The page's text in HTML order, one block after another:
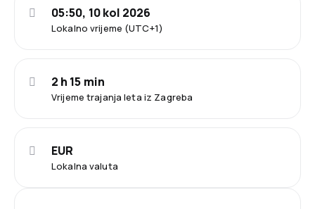
Lokalno vrijeme (UTC+1)
05:50, 10 kol 2026
Vrijeme trajanja leta iz Zagreba
2 h 15 min
Lokalna valuta
EUR